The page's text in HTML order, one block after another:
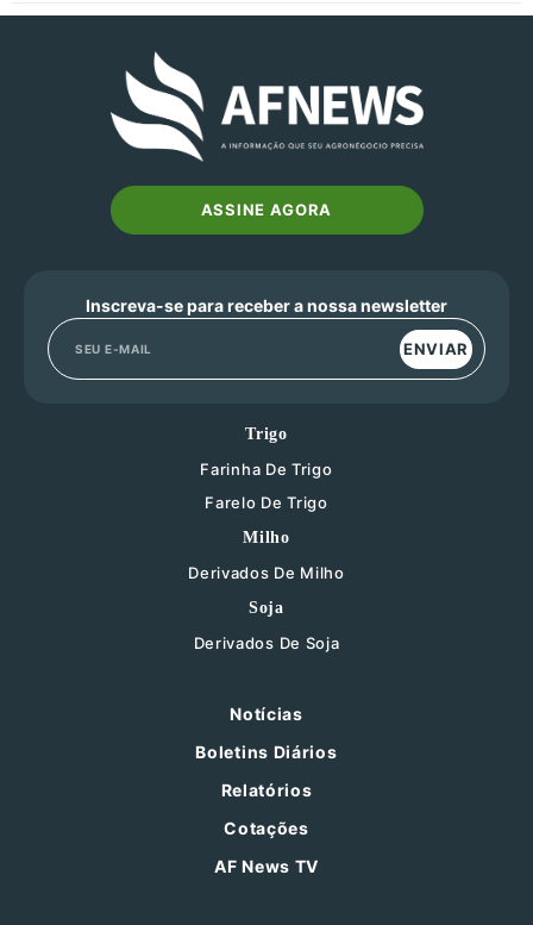
ASSINE AGORA
Inscreva-se para receber a nossa newsletter
ENVIAR
Trigo
Farinha De Trigo
Farelo De Trigo
Milho
Derivados De Milho
Soja
Derivados De Soja
Notícias
Boletins Diários
Relatórios
Cotações
AF News TV